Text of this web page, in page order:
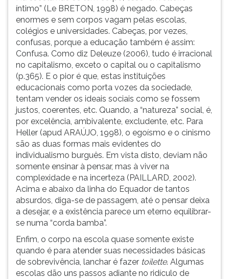
íntimo” (Le BRETON, 1998) é negado. Cabeças
enormes e sem corpos vagam pelas escolas,
colégios e universidades. Cabeças, por vezes,
confusas, porque a educação também é assim:
Confusa. Como diz Deleuze (2006), tudo é irracional
no capitalismo, exceto o capital ou o capitalismo
(p.365). E o pior é que, estas instituições
educacionais como porta vozes da sociedade,
tentam vender os ideais sociais como se fossem
justos, coerentes, etc. Quando, a “natureza” social, é,
por excelência, ambivalente, excludente, etc. Para
Heller (apud ARAÚJO, 1998), o egoísmo e o cinismo
são as duas formas mais evidentes do
individualismo burguês. Em vista disto, deviam não
somente ensinar à pensar, mas à viver na
complexidade e na incerteza (PAILLARD, 2002).
Acima e abaixo da linha do Equador de tantos
absurdos, diga-se de passagem, até o pensar deixa
a desejar, e a existência parece um eterno equilibrar-
se numa “corda bamba”.
Enfim, o corpo na escola quase somente existe
quando é para atender suas necessidades básicas
de sobrevivência, lanchar é fazer toilette. Algumas
escolas dão uns passos adiante no ridículo de